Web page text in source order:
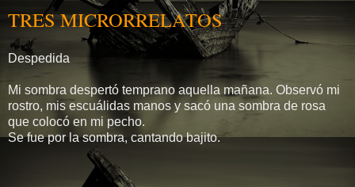
TRES MICRORRELATOS
Despedida
Mi sombra despertó temprano aquella mañana. Observó mi
rostro, mis escuálidas manos y sacó una sombra de rosa
que colocó en mi pecho.
Se fue por la sombra, cantando bajito.